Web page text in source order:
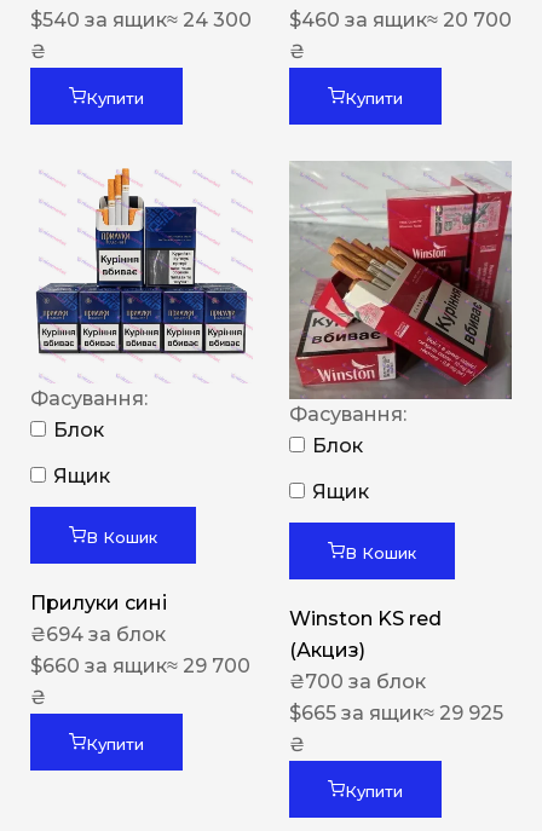
$540 за ящик≈ 24 300
₴
Купити
$460 за ящик≈ 20 700
₴
Купити
Фасування:
Блок
Ящик
В Кошик
Прилуки сині
₴694 за блок
$660 за ящик≈ 29 700
₴
Купити
Фасування:
Блок
Ящик
В Кошик
Winston KS red
(Акциз)
₴700 за блок
$665 за ящик≈ 29 925
₴
Купити